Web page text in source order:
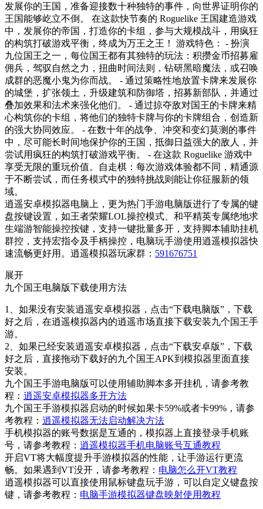
发展你的王国，准备迎接数十种独特的事件，向世界证明你的
王国能够屹立不倒。 在这款快节奏的 Roguelike 王国建造游戏
中，发展你的帝国，打造你的卡组，参与大规模战斗，用疯狂
的构筑打破游戏平衡，终成为万王之王！ 游戏特色： - 扮演
九位国王之一，每位国王都有其独特的玩法：积攒金币招募雇
佣兵，驾驭自然之力，扭曲时间法则，钻研黑暗魔法，或召唤
成群的恶魔小鬼为你而战。 - 通过策略性地放置卡牌来发展你
的城堡，扩张领土，升级建筑和防御塔，招募新部队，并通过
叠加效果和法术来强化他们。 - 通过掠夺敌对国王的卡牌来精
心构筑你的卡组，将他们的独特卡牌与你的卡牌组合，创造新
的强大协同效应。 - 在数十年的战争、冲突和变幻莫测的事件
中，尽可能长时间地保护你的王国，抵御日益强大的敌人，并
尝试用疯狂的构筑打破游戏平衡。 - 在这款 Roguelike 游戏中
享受无限的重玩价值。自走棋：每次游戏体验都不同，精通源
于不断尝试，而任务模式中的独特挑战则能让你征服新的领
域。
逍遥安卓模拟器电脑上，更为热门手游电脑版进行了专属的键
盘按键设置，如王者荣耀LOL操控模式、和平精英专属绝地求
生端游智能操控按键，支持一键批量多开，支持脚本辅助挂机
群控，支持宏指令及手柄操控，电脑玩手游使用逍遥模拟器快
速流畅更好用。逍遥模拟器玩家群： 591676751
展开
九个国王电脑版下载使用方法
1、如果没有安装逍遥安卓模拟器，点击“下载电脑版”，下载
好之后，在逍遥模拟器内的逍遥市场直接下载安装九个国王手
游。
2、如果已经安装逍遥安卓模拟器，点击“下载安卓版”，下载
好之后，直接拖动下载好的九个国王APK到模拟器里面直接
安装。
九个国王手游电脑版可以使用辅助脚本多开挂机，请参考教
程： 逍遥安卓模拟器多开方法
九个国王手游模拟器启动的时候如果卡59%或者卡99%，请参
考教程： 逍遥模拟器无法启动解决方法
手机模拟器的账号数据是互通的，模拟器上直接登录手机账
号，请参考教程： 逍遥模拟器手机电脑账号互通教程
开启VT将大幅度提升手游模拟器的性能，让手游运行更流
畅。如果遇到VT没开，请参考教程： 电脑怎么开VT教程
逍遥模拟器可以直接使用鼠标键盘玩手游，可以自定义键盘按
键，请参考教程： 电脑手游模拟器键盘映射使用教程